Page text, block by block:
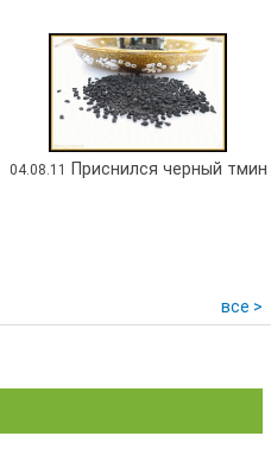
04.08.11 Приснился черный тмин
все >